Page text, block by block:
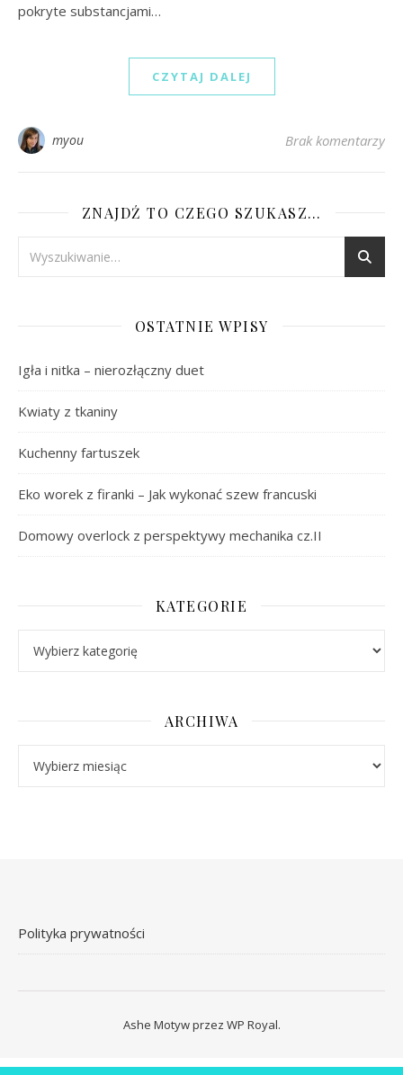
pokryte substancjami…
CZYTAJ DALEJ
myou Brak komentarzy
ZNAJDŹ TO CZEGO SZUKASZ…
OSTATNIE WPISY
Igła i nitka – nierozłączny duet
Kwiaty z tkaniny
Kuchenny fartuszek
Eko worek z firanki – Jak wykonać szew francuski
Domowy overlock z perspektywy mechanika cz.II
KATEGORIE
ARCHIWA
Polityka prywatności
Ashe Motyw przez WP Royal.